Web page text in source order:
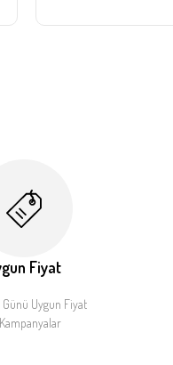
Fiyat
Günü Uygun Fiyat